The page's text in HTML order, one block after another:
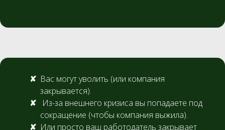
Вас могут уволить (или компания
закрывается).
Из-за внешнего кризиса вы попадаете под
сокращение (чтобы компания выжила).
Или просто ваш работодатель закрывает